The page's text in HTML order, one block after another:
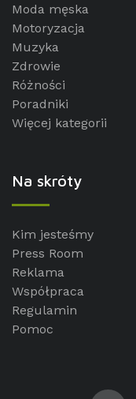
Moda męska
Motoryzacja
Muzyka
Zdrowie
Różności
Poradniki
Więcej kategorii
Na skróty
Kim jesteśmy
Press Room
Reklama
Współpraca
Regulamin
Pomoc